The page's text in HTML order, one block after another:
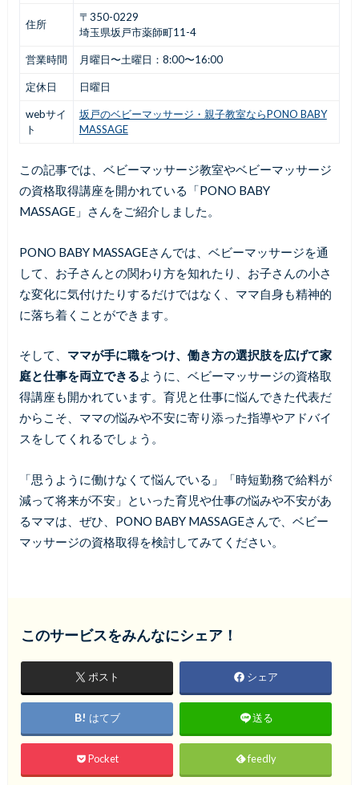
住所
〒350-0229
埼玉県坂戸市薬師町11-4
営業時間 月曜日〜土曜日：8:00〜16:00
定休日 日曜日
webサイ
ト
坂戸のベビーマッサージ・親子教室ならPONO BABY
MASSAGE
この記事では、ベビーマッサージ教室やベビーマッサージ
の資格取得講座を開かれている「PONO BABY
MASSAGE」さんをご紹介しました。
PONO BABY MASSAGEさんでは、ベビーマッサージを通
して、お子さんとの関わり方を知れたり、お子さんの小さ
な変化に気付けたりするだけではなく、ママ自身も精神的
に落ち着くことができます。
そして、 ママが手に職をつけ、働き方の選択肢を広げて家
庭と仕事を両立できるように、ベビーマッサージの資格取
得講座も開かれています。育児と仕事に悩んできた代表だ
からこそ、ママの悩みや不安に寄り添った指導やアドバイ
スをしてくれるでしょう。
「思うように働けなくて悩んでいる」「時短勤務で給料が
減って将来が不安」といった育児や仕事の悩みや不安があ
るママは、ぜひ、PONO BABY MASSAGEさんで、ベビー
マッサージの資格取得を検討してみてください。
このサービスをみんなにシェア！
ポスト シェア
はてブ 送る
Pocket feedly